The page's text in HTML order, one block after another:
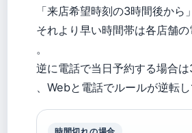
「来店希望時刻の3時間後から
それより早い時間帯は各店舗
。
逆に電話で当日予約する場合
、Webと電話でルールが逆転し